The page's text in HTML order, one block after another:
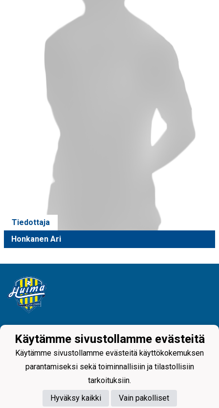
Tiedottaja
Honkanen Ari
Juniorijalkapallo Huima
minna.porrassalmi@huimajuniorijalkapallo.fi
@huimajuniorijalkapallo
Käytämme sivustollamme evästeitä
Käytämme sivustollamme evästeitä käyttökokemuksen
parantamiseksi sekä toiminnallisiin ja tilastollisiin
tarkoituksiin.
Hyväksy kaikki
Vain pakolliset